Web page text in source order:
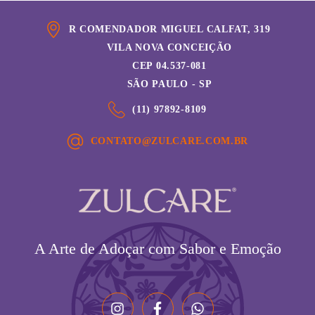
R COMENDADOR MIGUEL CALFAT, 319
VILA NOVA CONCEIÇÃO
CEP 04.537-081
SÃO PAULO - SP
(11) 97892-8109
CONTATO@ZULCARE.COM.BR
A Arte de Adoçar com Sabor e Emoção